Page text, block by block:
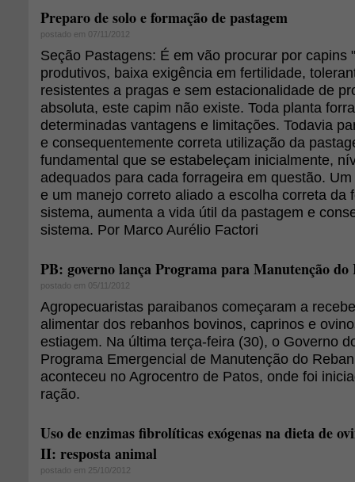
Preparo de solo e formação de pastagem
postado em 07/11/2012
Seção Pastagens: É em vão procurar por capins
produtivos, baixa exigência em fertilidade,
resistentes a pragas e sem estacionalidade de
absoluta, este capim não existe. Toda planta
determinadas vantagens e limitações. Todavia
e consequentemente correta utilização da
fundamental que se estabeleçam inicialmente,
adequados para cada forrageira em questão.
e um manejo correto aliado a escolha correta da
sistema, aumenta a vida útil da pastagem e
sistema. Por Marco Aurélio Factori
PB: governo lança Programa para Manutenção do
postado em 05/11/2012
Agropecuaristas paraibanos começaram a
alimentar dos rebanhos bovinos, caprinos e
estiagem. Na última terça-feira (30), o Governo
Programa Emergencial de Manutenção do
aconteceu no Agrocentro de Patos, onde foi
ração.
Uso de enzimas fibrolíticas exógenas na dieta de
II: resposta animal
postado em 25/10/2012